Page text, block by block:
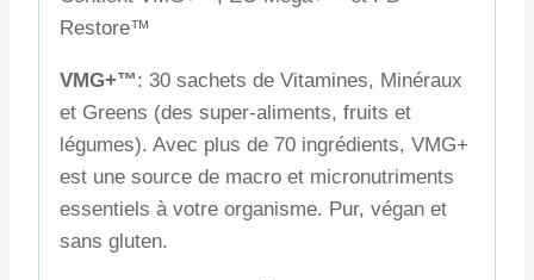
Restore™
VMG+™: 30 sachets de Vitamines, Minéraux
et Greens (des super-aliments, fruits et
légumes). Avec plus de 70 ingrédients, VMG+
est une source de macro et micronutriments
essentiels à votre organisme. Pur, végan et
sans gluten.